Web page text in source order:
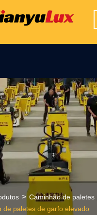
Caminhão de paletes
de paletes de garfo elevado